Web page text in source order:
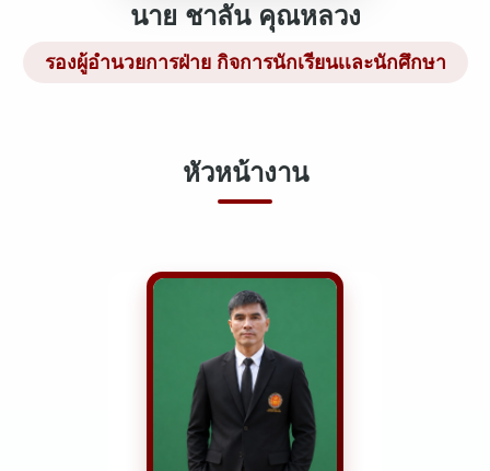
นาย ชาลัน คุณหลวง
รองผู้อำนวยการฝ่าย กิจการนักเรียนเเละนักศึกษา
หัวหน้างาน